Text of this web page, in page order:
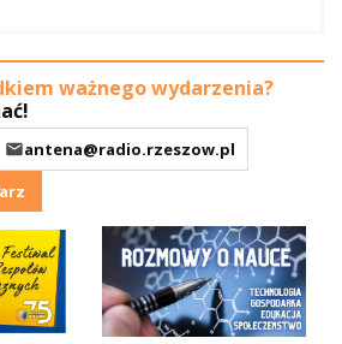
ważnego wydarzenia?
antena@radio.rzeszow.pl